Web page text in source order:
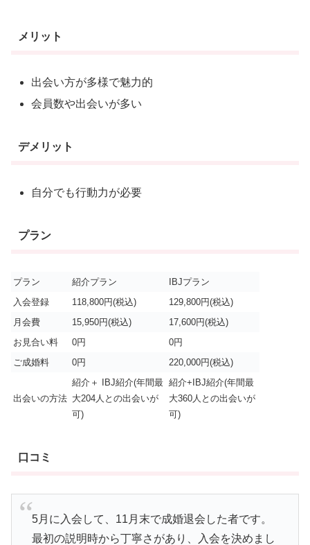
メリット
出会い方が多様で魅力的
会員数や出会いが多い
デメリット
自分でも行動力が必要
プラン
プラン 紹介プラン
IBJプラン
入会登録
118,800円(税込)
129,800円(税込)
月会費
15,950円(税込)
17,600円(税込)
お見合い料
0円
0円
ご成婚料
0円 220,000円(税込)
出会いの方法
紹介＋ IBJ紹介(年間最
大204人との出会いが
可)
紹介+IBJ紹介(年間最
大360人との出会いが
可)
口コミ
5月に入会して、11月末で成婚退会した者です。
最初の説明時から丁寧さがあり、入会を決めまし